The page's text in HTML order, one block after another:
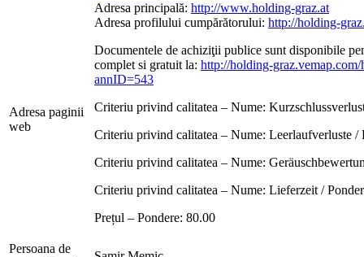
Adresa paginii
web
Adresa principală: http://www.holding-graz.at
Adresa profilului cumpărătorului: http://holding-
Documentele de achiziţii publice sunt disponibile
complet si gratuit la: http://holding-
annID=543
Criteriu privind calitatea – Nume:
Criteriu privind calitatea – Nume: Leerlaufverluste /
Criteriu privind calitatea – Nume:
Criteriu privind calitatea – Nume: Lieferzeit /
Prețul – Pondere: 80.00
Persoana de